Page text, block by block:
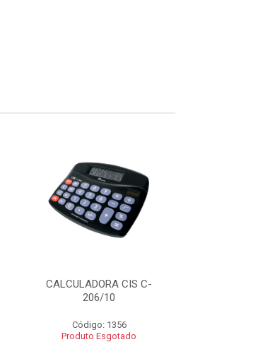
CALCULADORA CIS C-
206/10
Código: 1356
Produto Esgotado